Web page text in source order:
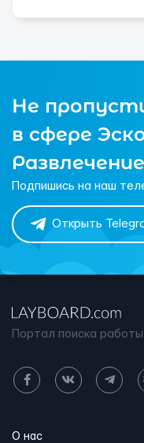
Не
в сфере
Развлечение
Подпишись на наш
Открыть
Портал поиска
О нас